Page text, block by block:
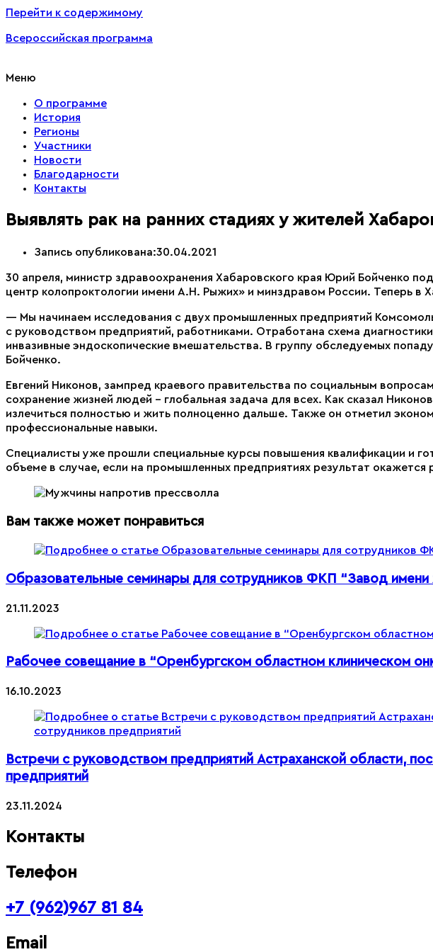
Перейти к содержимому
Всероссийская программа
Меню
О программе
История
Регионы
Участники
Новости
Благодарности
Контакты
Выявлять рак на ранних стадиях у жителей
Запись опубликована:30.04.2021
30 апреля, министр здравоохранения Хабаровского края Юрий Бойченко
центр колопроктологии имени А.Н. Рыжих» и минздравом России. Теперь в
— Мы начинаем исследования с двух промышленных предприятий
с руководством предприятий, работниками. Отработана схема
инвазивные эндоскопические вмешательства. В группу обследуемых
Бойченко.
Евгений Никонов, зампред краевого правительства по социальным
сохранение жизней людей – глобальная задача для всех. Как сказал
излечиться полностью и жить полноценно дальше. Также он отметил
профессиональные навыки.
Специалисты уже прошли специальные курсы повышения квалификации и
объеме в случае, если на промышленных предприятиях результат окажется
Вам также может понравиться
Образовательные семинары для сотрудников ФКП “Завод
21.11.2023
Рабочее совещание в “Оренбургском областном клиническом
16.10.2023
Встречи с руководством предприятий Астраханской области,
предприятий
23.11.2024
Контакты
Телефон
+7 (962)967 81 84
Email